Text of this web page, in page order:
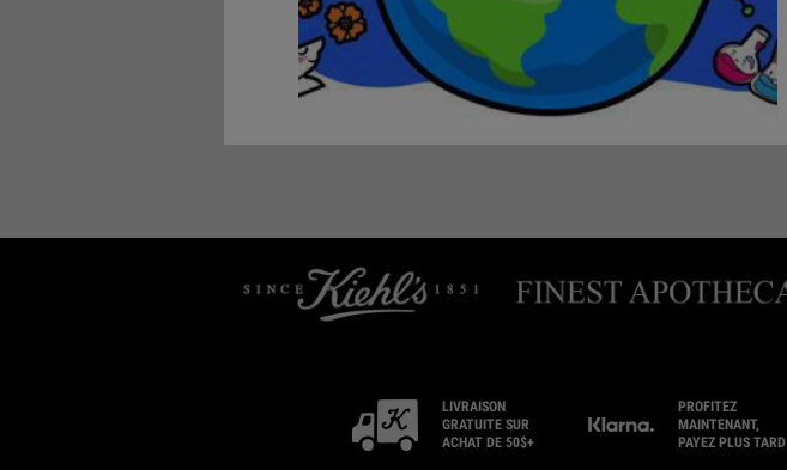
ENVOYEZ-NOUS UN
COURRIEL
LIVRAISON
GRATUITE SUR
ACHAT DE 50$+
PROFITEZ
MAINTENANT,
PAYEZ PLUS TARD